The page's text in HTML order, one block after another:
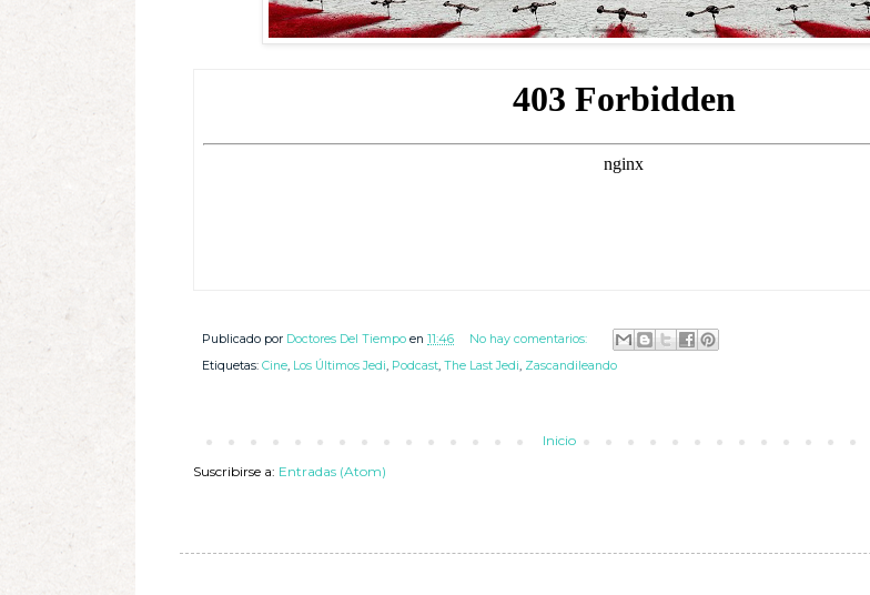
Publicado por Doctores Del Tiempo en 11:46
No hay comentarios:
Etiquetas: Cine, Los Últimos Jedi, Podcast, The Last Jedi, Zascandileando
Inicio
Suscribirse a: Entradas (Atom)